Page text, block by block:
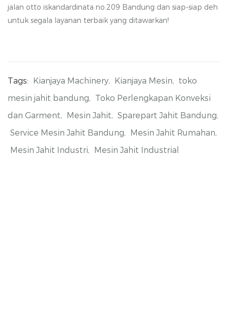
jalan otto iskandardinata no.209 Bandung dan siap-siap deh
untuk segala layanan terbaik yang ditawarkan!
Tags: Kianjaya Machinery, Kianjaya Mesin, toko
mesin jahit bandung, Toko Perlengkapan Konveksi
dan Garment, Mesin Jahit, Sparepart Jahit Bandung,
Service Mesin Jahit Bandung, Mesin Jahit Rumahan,
Mesin Jahit Industri, Mesin Jahit Industrial